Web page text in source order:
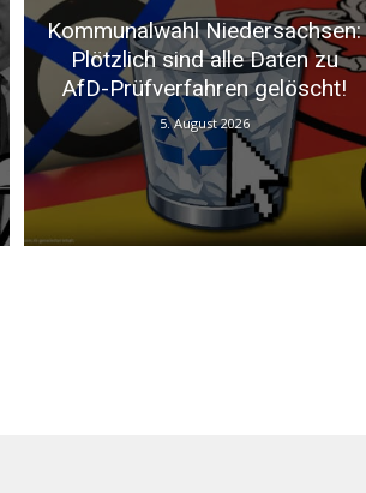
Kommunalwahl Niedersachsen:
Plötzlich sind alle Daten zu
AfD-Prüfverfahren gelöscht!
5. August 2026